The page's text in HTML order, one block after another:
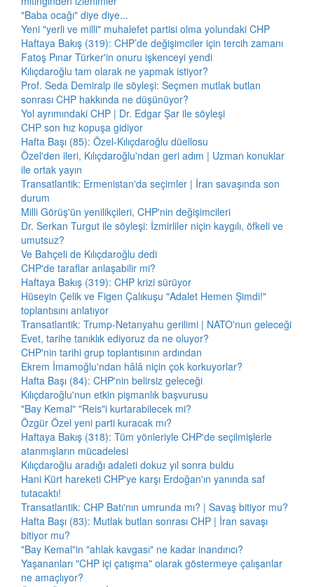
"Baba ocağı" diye diye...
Yeni "yerli ve milli" muhalefet partisi olma yolundaki CHP
Haftaya Bakış (319): CHP’de değişimciler için tercih zamanı
Fatoş Pınar Türker'in onuru işkenceyi yendi
Kılıçdaroğlu tam olarak ne yapmak istiyor?
Prof. Seda Demiralp ile söyleşi: Seçmen mutlak butlan
sonrası CHP hakkında ne düşünüyor?
Yol ayrımındaki CHP | Dr. Edgar Şar ile söyleşi
CHP son hız kopuşa gidiyor
Hafta Başı (85): Özel-Kılıçdaroğlu düellosu
Özel'den ileri, Kılıçdaroğlu'ndan geri adım | Uzman konuklar
ile ortak yayın
Transatlantik: Ermenistan'da seçimler | İran savaşında son
durum
Milli Görüş'ün yenilikçileri, CHP'nin değişimcileri
Dr. Serkan Turgut ile söyleşi: İzmirliler niçin kaygılı, öfkeli ve
umutsuz?
Ve Bahçeli de Kılıçdaroğlu dedi
CHP'de taraflar anlaşabilir mi?
Haftaya Bakış (319): CHP krizi sürüyor
Hüseyin Çelik ve Figen Çalıkuşu "Adalet Hemen Şimdi!"
toplantısını anlatıyor
Transatlantik: Trump-Netanyahu gerilimi | NATO'nun geleceği
Evet, tarihe tanıklık ediyoruz da ne oluyor?
CHP'nin tarihi grup toplantısının ardından
Ekrem İmamoğlu'ndan hâlâ niçin çok korkuyorlar?
Hafta Başı (84): CHP'nin belirsiz geleceği
Kılıçdaroğlu'nun etkin pişmanlık başvurusu
"Bay Kemal" "Reis"i kurtarabilecek mi?
Özgür Özel yeni parti kuracak mı?
Haftaya Bakış (318): Tüm yönleriyle CHP'de seçilmişlerle
atanmışların mücadelesi
Kılıçdaroğlu aradığı adaleti dokuz yıl sonra buldu
Hani Kürt hareketi CHP'ye karşı Erdoğan'ın yanında saf
tutacaktı!
Transatlantik: CHP Batı'nın umrunda mı? | Savaş bitiyor mu?
Hafta Başı (83): Mutlak butlan sonrası CHP | İran savaşı
bitiyor mu?
"Bay Kemal"in "ahlak kavgası" ne kadar inandırıcı?
Yaşananları "CHP içi çatışma" olarak göstermeye çalışanlar
ne amaçlıyor?